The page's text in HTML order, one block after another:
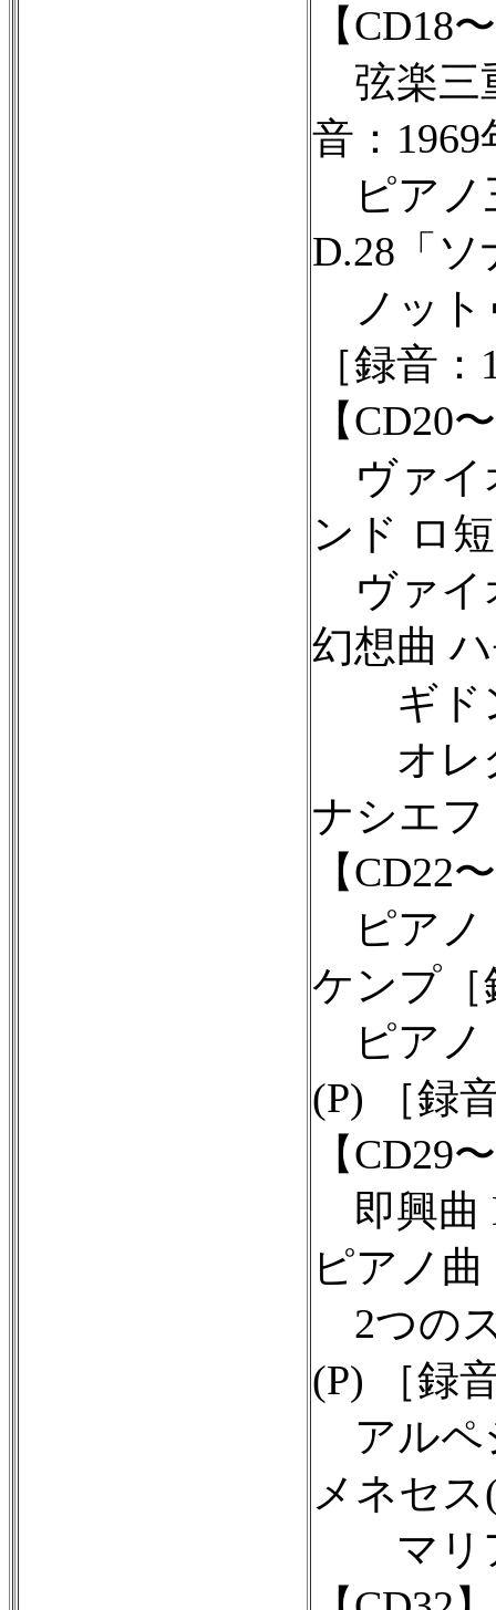
【CD18
弦楽三
音：1969
ピアノ
D.28「
ノット
［録音
【CD20
ヴァイ
ンド ロ
ヴァイ
幻想曲
ギドン
オレグ
ナシエフ
【CD22
ピアノ
ケンプ［
ピアノ
(P) ［録
【CD29
即興曲
ピアノ曲
2つの
(P) ［録
アルペ
メネセ
マリア